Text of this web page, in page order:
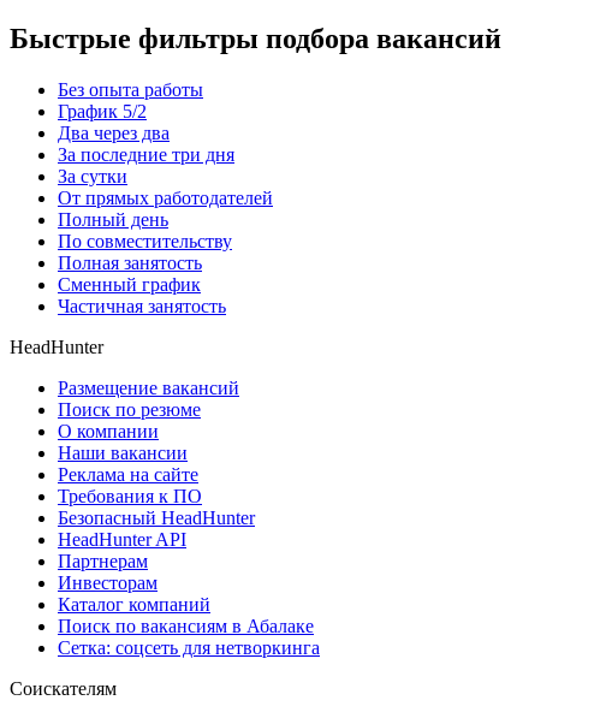
Быстрые фильтры подбора вакансий
Без опыта работы
График 5/2
Два через два
За последние три дня
За сутки
От прямых работодателей
Полный день
По совместительству
Полная занятость
Сменный график
Частичная занятость
HeadHunter
Размещение вакансий
Поиск по резюме
О компании
Наши вакансии
Реклама на сайте
Требования к ПО
Безопасный HeadHunter
HeadHunter API
Партнерам
Инвесторам
Каталог компаний
Поиск по вакансиям в Абалаке
Сетка: соцсеть для нетворкинга
Соискателям